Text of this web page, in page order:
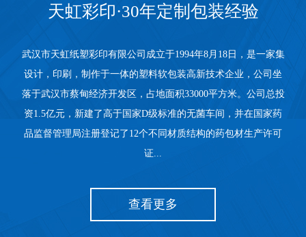
天虹彩印·30年定制包装经验
武汉市天虹纸塑彩印有限公司 成立于1994年8月18日，是一家集
设计，印刷，制作于一体的塑料软包装高新技术企业，公司坐
落于武汉市蔡甸经济开发区，占地面积33000平方米。公司总投
资1.5亿元，新建了高于国家D级标准的无菌车间，并在国家药
品监督管理局注册登记了12个不同材质结构的药包材生产许可
证...
查看更多